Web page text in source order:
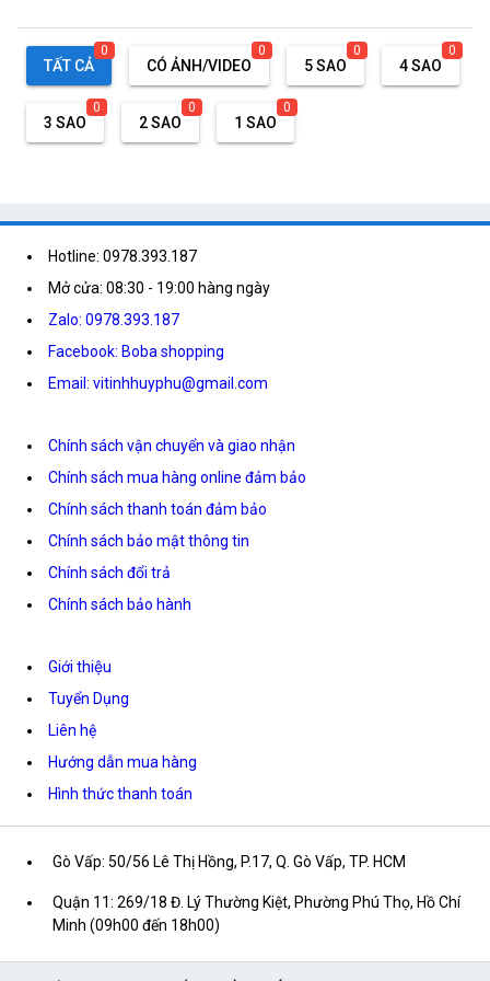
TẤT CẢ
0
CÓ ẢNH/VIDEO
0
5 SAO
0
4 SAO
0
3 SAO
0
2 SAO
0
1 SAO
0
Hotline: 0978.393.187
Mở cửa: 08:30 - 19:00 hàng ngày
Zalo: 0978.393.187
Facebook: Boba shopping
Email: vitinhhuyphu@gmail.com
Chính sách vận chuyển và giao nhận
Chính sách mua hàng online đảm bảo
Chính sách thanh toán đảm bảo
Chính sách bảo mật thông tin
Chính sách đổi trả
Chính sách bảo hành
Giới thiệu
Tuyển Dụng
Liên hệ
Hướng dẫn mua hàng
Hình thức thanh toán
Gò Vấp: 50/56 Lê Thị Hồng, P.17, Q. Gò Vấp, TP. HCM
Quận 11: 269/18 Đ. Lý Thường Kiệt, Phường Phú Thọ, Hồ Chí
Minh (09h00 đến 18h00)